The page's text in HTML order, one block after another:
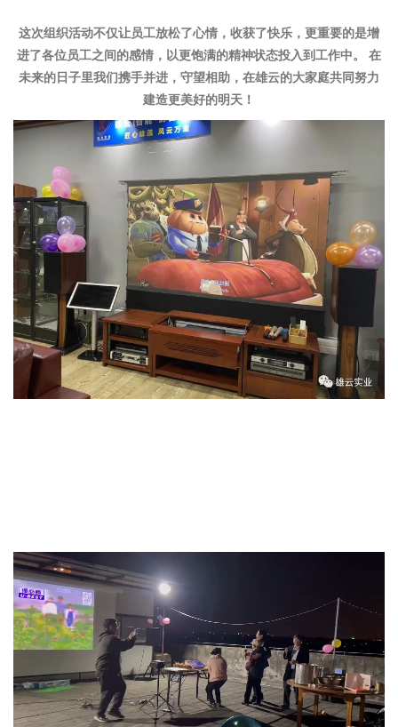
这次组织活动不仅让员工放松了心情，收获了快乐，更重要的是增
进了各位员工之间的感情，以更饱满的精神状态投入到工作中。 在
未来的日子里我们携手并进，守望相助，在雄云的大家庭共同努力
建造更美好的明天！